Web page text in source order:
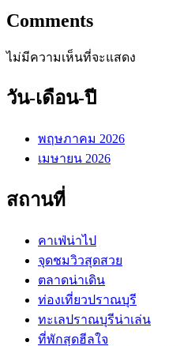
Comments
ไม่มีความเห็นที่จะแสดง
วัน-เดือน-ปี
พฤษภาคม 2026
เมษายน 2026
สถานที่
คาเฟ่น่าไป
จุดชมวิวสุดสวย
ตลาดน่าเดิน
ท่องเที่ยวปราณบุรี
ทะเลปราณบุรีน่าเล่น
ที่พักสุดฮีลใจ